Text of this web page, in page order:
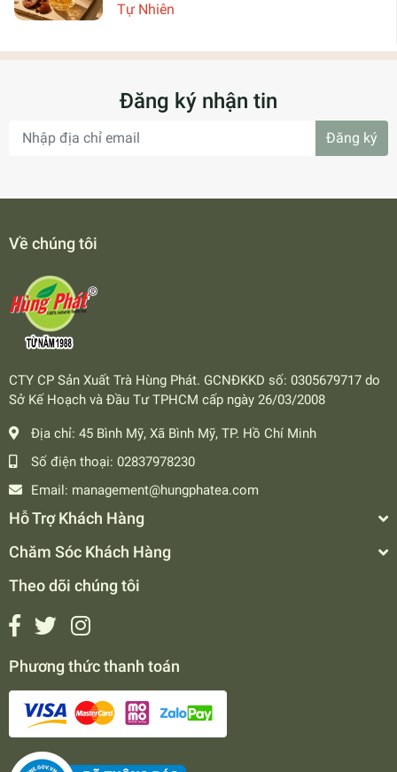
Tự Nhiên
Đăng ký nhận tin
Đăng ký
Về chúng tôi
CTY CP Sản Xuất Trà Hùng Phát. GCNĐKKD số: 0305679717 do
Sở Kế Hoạch và Đầu Tư TPHCM cấp ngày 26/03/2008
Địa chỉ: 45 Bình Mỹ, Xã Bình Mỹ, TP. Hồ Chí Minh
Số điện thoại: 02837978230
Email: management@hungphatea.com
Hỗ Trợ Khách Hàng
Chăm Sóc Khách Hàng
Theo dõi chúng tôi
Phương thức thanh toán